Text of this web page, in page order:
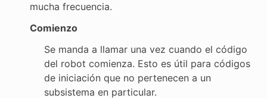
mucha frecuencia.
Comienzo
Se manda a llamar una vez cuando el código
del robot comienza. Esto es útil para códigos
de iniciación que no pertenecen a un
subsistema en particular.